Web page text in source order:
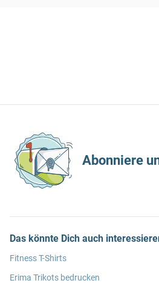
Abonniere
Das könnte Dich auch
Fitness T-Shirts
Erima Trikots bedrucken